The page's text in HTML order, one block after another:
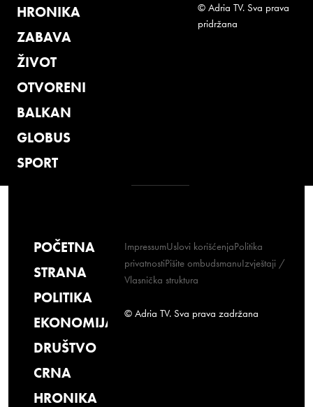
HRONIKA
ZABAVA
ŽIVOT
OTVORENI
BALKAN
GLOBUS
SPORT
© Adria TV. Sva prava
pridržana
POČETNA
STRANA
POLITIKA
EKONOMIJA
DRUŠTVO
CRNA
HRONIKA
ImpressumUslovi korišćenjaPolitika
privatnostiPišite ombudsmanuIzvještaji /
Vlasnička struktura
© Adria TV. Sva prava zadržana